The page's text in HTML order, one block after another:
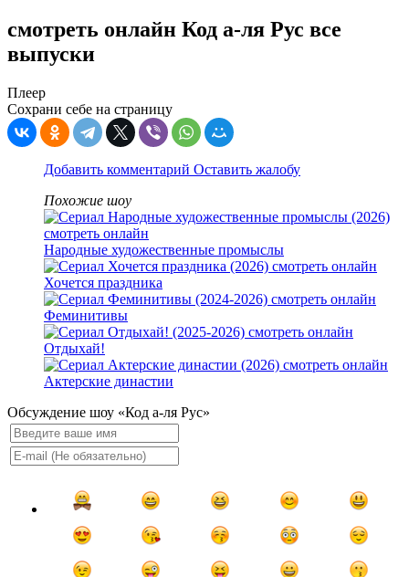
смотреть онлайн Код а‑ля Рус все
выпуски
Плеер
Сохрани себе на страницу
Добавить комментарий Оставить жалобу
Похожие шоу
Народные художественные промыслы
Хочется праздника
Феминитивы
Отдыхай!
Актерские династии
Обсуждение шоу «Код а‑ля Рус»